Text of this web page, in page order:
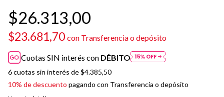
$26.313,00
$23.681,70 con Transferencia o depósito
Cuotas SIN interés con DÉBITO
6cuotas sin interés de$4.385,50
10% de descuento pagando con Transferencia o depósito